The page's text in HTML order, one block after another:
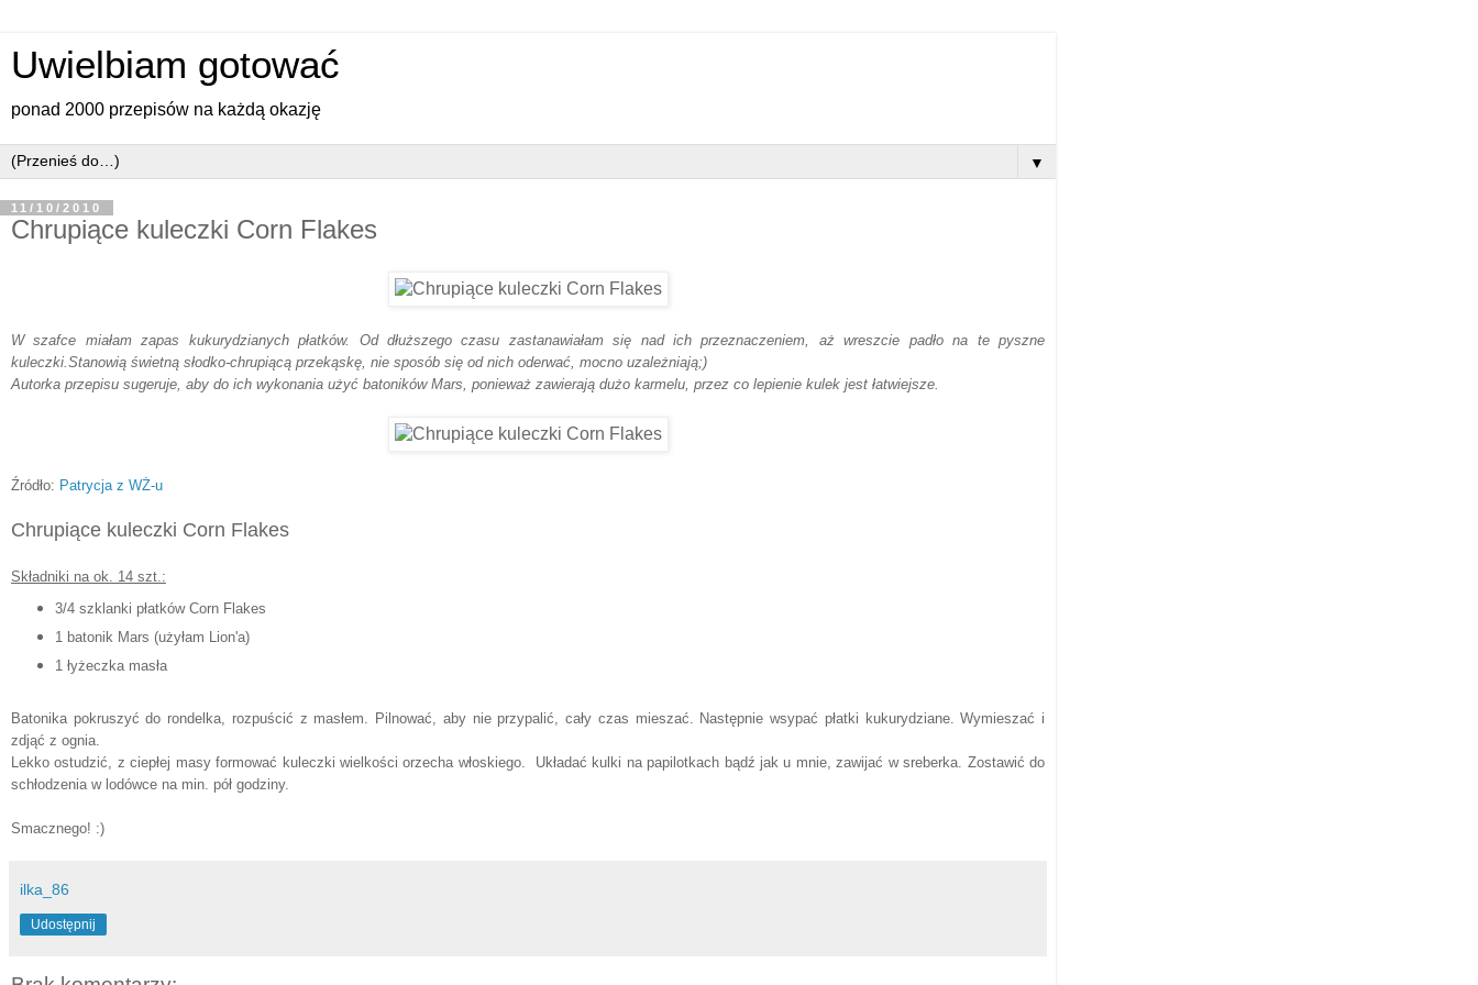
Uwielbiam gotować
ponad 2000 przepisów na każdą okazję
▼
11/10/2010
Chrupiące kuleczki Corn Flakes
W szafce miałam zapas kukurydzianych płatków. Od dłuższego czasu zastanawiałam się nad ich przeznaczeniem, aż wreszcie padło na te pyszne
kuleczki.Stanowią świetną słodko-chrupiącą przekąskę, nie sposób się od nich oderwać, mocno uzależniają;)
Autorka przepisu sugeruje, aby do ich wykonania użyć batoników Mars, ponieważ zawierają dużo karmelu, przez co lepienie kulek jest łatwiejsze.
Źródło: Patrycja z WŻ-u
Chrupiące kuleczki Corn Flakes
Składniki na ok. 14 szt.:
3/4 szklanki płatków Corn Flakes
1 batonik Mars (użyłam Lion'a)
1 łyżeczka masła
Batonika pokruszyć do rondelka, rozpuścić z masłem. Pilnować, aby nie przypalić, cały czas mieszać. Następnie wsypać płatki kukurydziane. Wymieszać i
zdjąć z ognia.
Lekko ostudzić, z ciepłej masy formować kuleczki wielkości orzecha włoskiego. Układać kulki na papilotkach bądź jak u mnie, zawijać w sreberka. Zostawić do
schłodzenia w lodówce na min. pół godziny.
Smacznego! :)
ilka_86
Udostępnij